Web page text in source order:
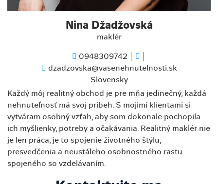
Nina Džadžovská
maklér
0948309742
dzadzovska@vasenehnutelnosti.sk
Slovensky
Každý môj realitný obchod je pre mňa jedinečný, každá
nehnuteľnosť má svoj príbeh. S mojimi klientami si
vytváram osobný vzťah, aby som dokonale pochopila
ich myšlienky, potreby a očakávania. Realitný maklér nie
je len práca, je to spojenie životného štýlu,
presvedčenia a neustáleho osobnostného rastu
spojeného so vzdelávaním.